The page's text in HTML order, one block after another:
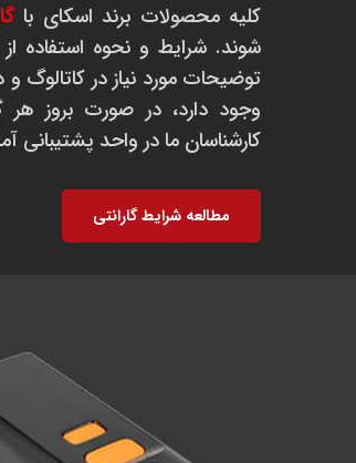
کلیه محصولات برند اسکای با
شوند. شرایط و نحوه استفاده
توضیحات مورد نیاز در کاتالوگ
وجود دارد، در صورت بروز
کارشناسان ما در واحد پشتیبانی
مطالعه شرایط گارانتی